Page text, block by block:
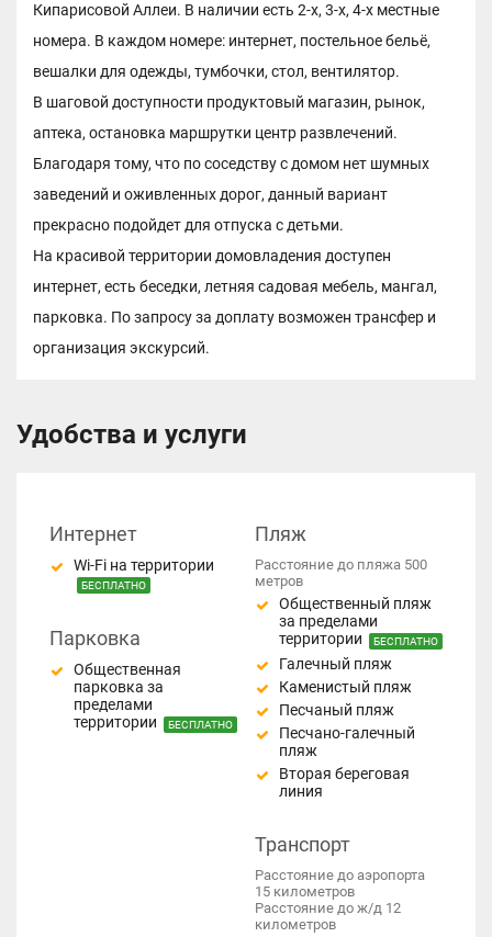
Кипарисовой Аллеи. В наличии есть 2-х, 3-х, 4-х местные
номера. В каждом номере: интернет, постельное бельё,
вешалки для одежды, тумбочки, стол, вентилятор.
В шаговой доступности продуктовый магазин, рынок,
аптека, остановка маршрутки центр развлечений.
Благодаря тому, что по соседству с домом нет шумных
заведений и оживленных дорог, данный вариант
прекрасно подойдет для отпуска с детьми.
На красивой территории домовладения доступен
интернет, есть беседки, летняя садовая мебель, мангал,
парковка. По запросу за доплату возможен трансфер и
организация экскурсий.
Удобства и услуги
Интернет
Wi-Fi на территории
БЕСПЛАТНО
Парковка
Общественная
парковка за
пределами
территории
БЕСПЛАТНО
Пляж
Расстояние до пляжа 500
метров
Общественный пляж
за пределами
территории
БЕСПЛАТНО
Галечный пляж
Каменистый пляж
Песчаный пляж
Песчано-галечный
пляж
Вторая береговая
линия
Транспорт
Расстояние до аэропорта
15 километров
Расстояние до ж/д 12
километров